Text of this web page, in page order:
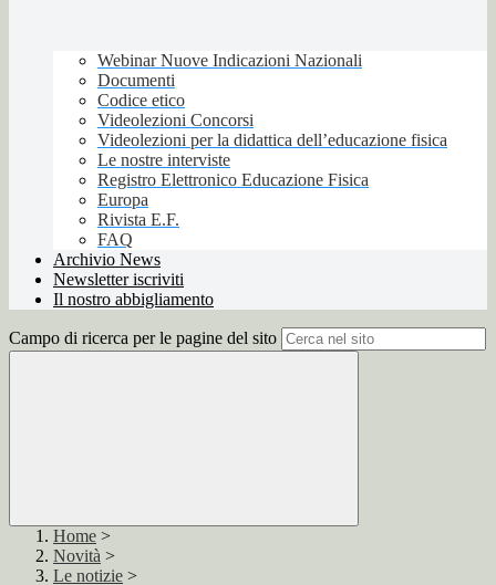
Webinar Nuove Indicazioni Nazionali
Documenti
Codice etico
Videolezioni Concorsi
Videolezioni per la didattica dell’educazione fisica
Le nostre interviste
Registro Elettronico Educazione Fisica
Europa
Rivista E.F.
FAQ
Archivio News
Newsletter iscriviti
Il nostro abbigliamento
Campo di ricerca per le pagine del sito
Home >
Novità >
Le notizie >